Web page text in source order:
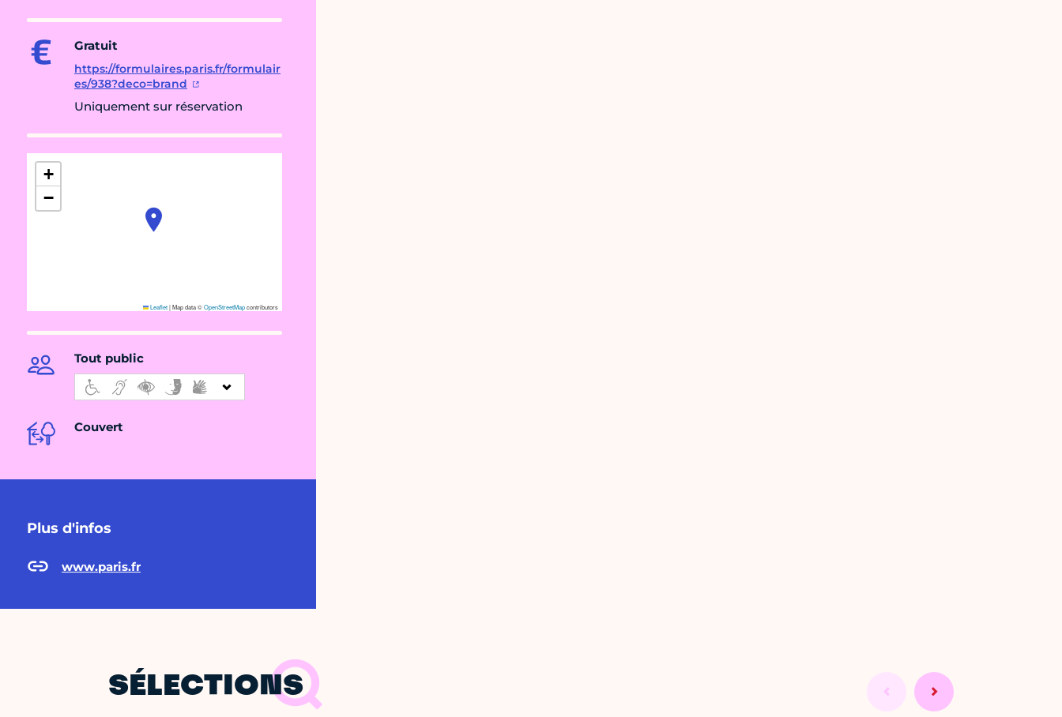
Gratuit
https://formulaires.paris.fr/formulair
es/938?deco=brand
Uniquement sur réservation
+
−
Leaflet|Map data ©OpenStreetMapcontributors
Tout public
Couvert
Plus d'infos
www.paris.fr
SÉLECTIONS